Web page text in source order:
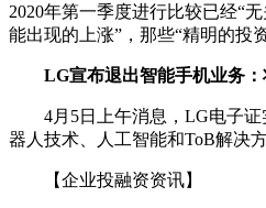
2020年第一季度进行比较已经“
能出现的上涨”，那些“精明的投
LG宣布退出智能手机业务
4月5日上午消息，LG电子证
器人技术、人工智能和ToB解决
【企业投融资资讯】